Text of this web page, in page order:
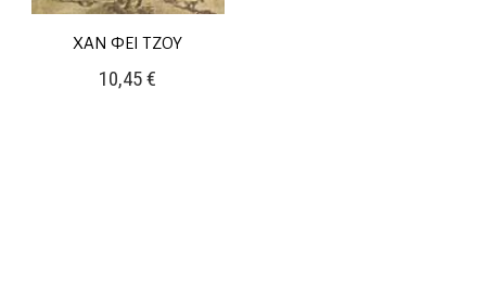
ΧΑΝ ΦΕΙ ΤΖΟΥ
10,45€